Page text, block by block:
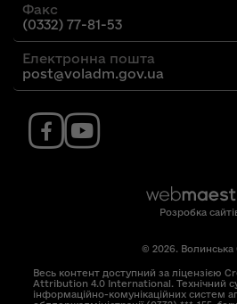
Факс
(0332) 77-81-53
Електронна пошта
post@voladm.gov.ua
Розробка
© 2026.
Весь контент доступний за ліцензією
Attribution 4.0 International. Технічний
інформаційно-комунікаційних систем